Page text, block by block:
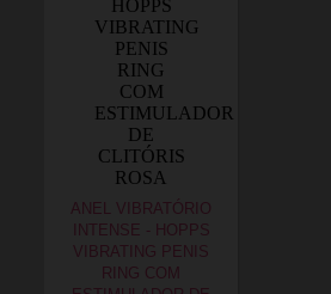
ANEL VIBRATÓRIO
INTENSE - HOPPS
VIBRATING PENIS
RING COM